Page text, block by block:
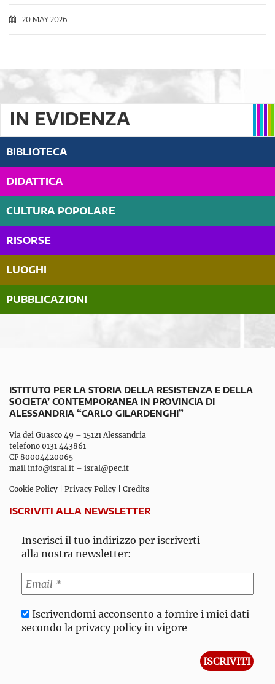
20 MAY 2026
IN EVIDENZA
BIBLIOTECA
DIDATTICA
CULTURA POPOLARE
RISORSE
LUOGHI
PUBBLICAZIONI
ISTITUTO PER LA STORIA DELLA RESISTENZA E DELLA
SOCIETA’ CONTEMPORANEA IN PROVINCIA DI
ALESSANDRIA “CARLO GILARDENGHI”
Via dei Guasco 49 – 15121 Alessandria
telefono 0131 443861
CF 80004420065
mail info@isral.it – isral@pec.it
Cookie Policy Privacy Policy Credits
ISCRIVITI ALLA NEWSLETTER
Inserisci il tuo indirizzo per iscriverti
alla nostra newsletter:
Iscrivendomi acconsento a fornire i miei dati
secondo la privacy policy in vigore